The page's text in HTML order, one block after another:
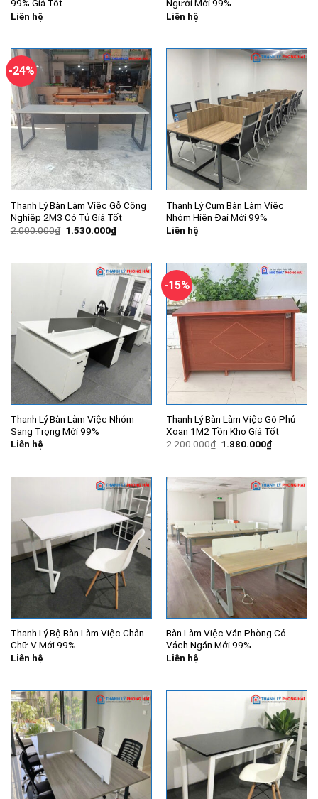
99% Giá Tốt
Liên hệ
Người Mới 99%
Liên hệ
-24%
Thanh Lý Bàn Làm Việc Gỗ Công
Nghiệp 2M3 Có Tủ Giá Tốt
2.000.000₫ Giá
1.530.000₫Giá
hiện
1.530.000₫.
Thanh Lý Cụm Bàn Làm Việc
Nhóm Hiện Đại Mới 99%
Liên hệ
Thanh Lý Bàn Làm Việc Nhóm
Sang Trọng Mới 99%
Liên hệ
-15%
Thanh Lý Bàn Làm Việc Gỗ Phủ
Xoan 1M2 Tồn Kho Giá Tốt
2.200.000₫ Giá
1.880.000₫Giá
hiện
Thanh Lý Bộ Bàn Làm Việc Chân
Chữ V Mới 99%
Liên hệ
Bàn Làm Việc Văn Phòng Có
Vách Ngăn Mới 99%
Liên hệ